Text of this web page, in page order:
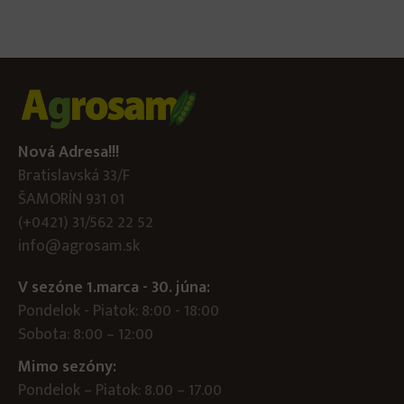
Nová Adresa!!!
Bratislavská 33/F
ŠAMORÍN 931 01
(+0421) 31/562 22 52
info@agrosam.sk
V sezóne 1.marca - 30. júna:
Pondelok - Piatok: 8:00 - 18:00
Sobota: 8:00 – 12:00
Mimo sezóny:
Pondelok – Piatok: 8.00 – 17.00